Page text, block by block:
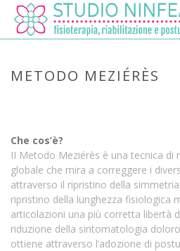
METODO MEZIÉRÈS
Che cos’è?
II Metodo Meziérès è una tecnica di
globale che mira a correggere i
attraverso il ripristino della
ripristino della lunghezza fisiologica
articolazioni una più corretta libertà
riduzione della sintomatologia
ottiene attraverso l’adozione di